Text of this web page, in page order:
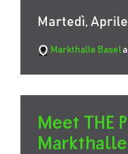
Martedì, Aprile
Markthalle Basel
Meet THE